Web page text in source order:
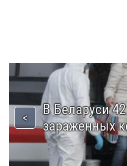
В Беларуси
зараженных